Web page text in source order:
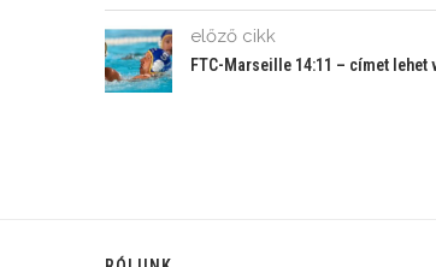
előző cikk